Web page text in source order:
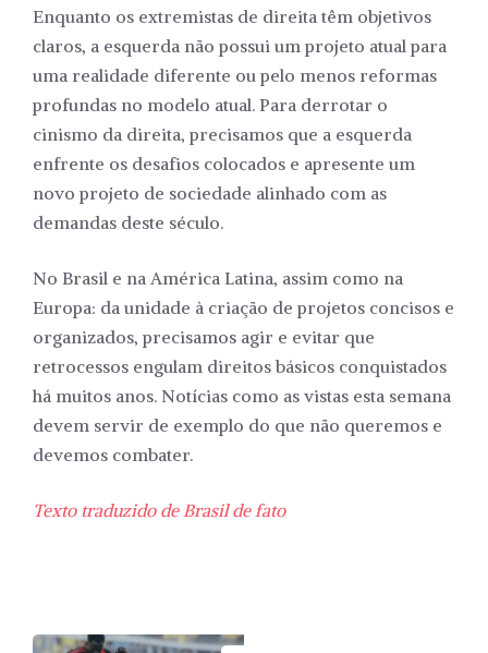
Enquanto os extremistas de direita têm objetivos
claros, a esquerda não possui um projeto atual para
uma realidade diferente ou pelo menos reformas
profundas no modelo atual. Para derrotar o
cinismo da direita, precisamos que a esquerda
enfrente os desafios colocados e apresente um
novo projeto de sociedade alinhado com as
demandas deste século.
No Brasil e na América Latina, assim como na
Europa: da unidade à criação de projetos concisos e
organizados, precisamos agir e evitar que
retrocessos engulam direitos básicos conquistados
há muitos anos. Notícias como as vistas esta semana
devem servir de exemplo do que não queremos e
devemos combater.
Texto traduzido de Brasil de fato